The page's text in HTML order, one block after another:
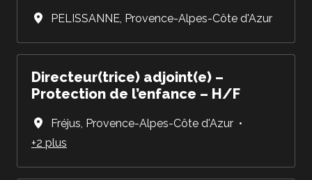
PELISSANNE, Provence-Alpes-Côte d'Azur
Directeur(trice) adjoint(e) –
Protection de l’enfance – H/F
Fréjus, Provence-Alpes-Côte d'Azur •
+2 plus